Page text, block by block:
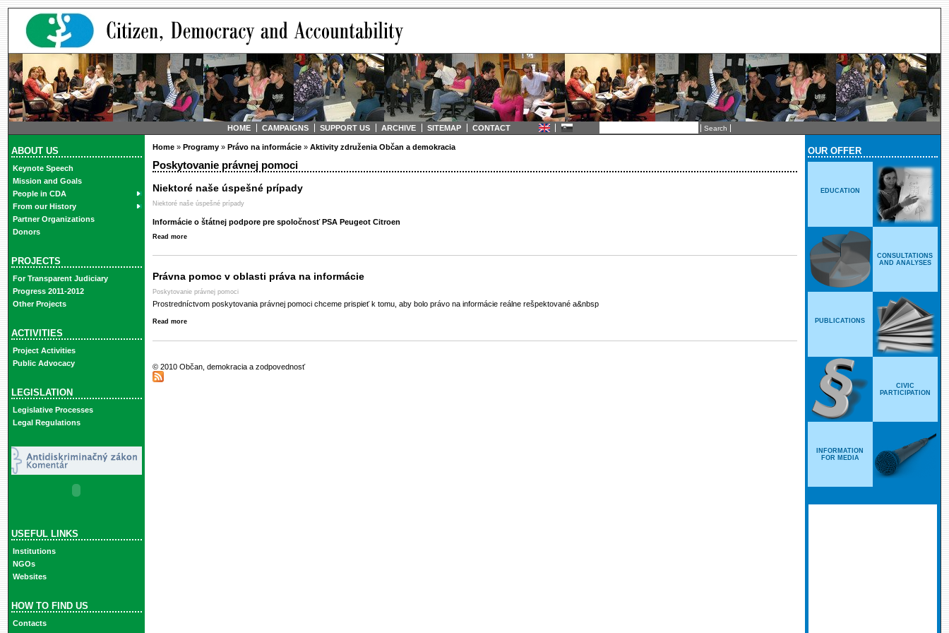
HOME CAMPAIGNS SUPPORT US ARCHIVE SITEMAP CONTACT
ABOUT US
Keynote Speech
Mission and Goals
People in CDA
From our History
Partner Organizations
Donors
PROJECTS
For Transparent Judiciary
Progress 2011-2012
Other Projects
ACTIVITIES
Project Activities
Public Advocacy
LEGISLATION
Legislative Processes
Legal Regulations
USEFUL LINKS
Institutions
NGOs
Websites
HOW TO FIND US
Contacts
Home» Programy» Právo na informácie» Aktivity združenia Občan a demokracia
Poskytovanie právnej pomoci
Niektoré naše úspešné prípady
Niektoré naše úspešné prípady
Informácie o štátnej podpore pre spoločnosť PSA Peugeot Citroen
Read more
Právna pomoc v oblasti práva na informácie
Poskytovanie právnej pomoci
Prostredníctvom poskytovania právnej pomoci chceme prispieť k tomu, aby bolo právo na informácie reálne rešpektované a&nbsp
Read more
© 2010 Občan, demokracia a zodpovednosť
OUR OFFER
EDUCATION
CONSULTATIONS
AND ANALYSES
PUBLICATIONS
CIVIC
PARTICIPATION
INFORMATION
FOR MEDIA